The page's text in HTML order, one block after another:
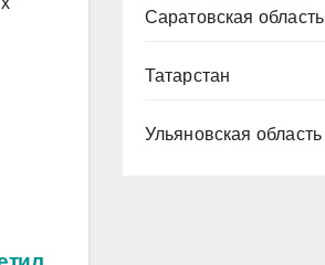
Саратовская область
Татарстан
Ульяновская область